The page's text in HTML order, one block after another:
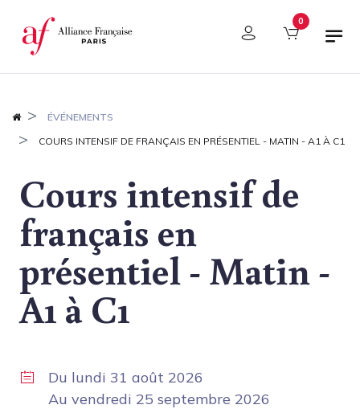
Panneau de gestion des cookies 0
ÉVÉNEMENTS
COURS INTENSIF DE FRANÇAIS EN PRÉSENTIEL - MATIN - A1 À C1
Cours intensif de
français en
présentiel - Matin -
A1 à C1
Du lundi 31 août 2026
Au vendredi 25 septembre 2026